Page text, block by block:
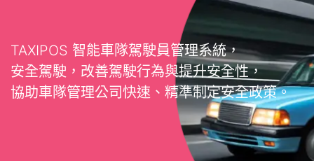
TAXIPOS 智能車隊駕駛員管理系統，
安全駕駛，改善駕駛行為與提升安全性，
協助車隊管理公司快速、精準制定安全政策。